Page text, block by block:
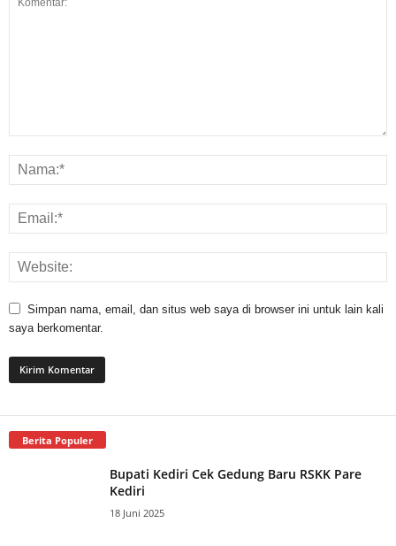
Simpan nama, email, dan situs web saya di browser ini untuk lain kali
saya berkomentar.
Berita Populer
Bupati Kediri Cek Gedung Baru RSKK Pare
Kediri
18 Juni 2025